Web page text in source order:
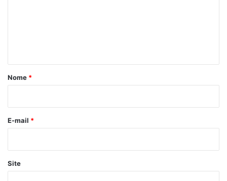
r
*
Nome *
E-mail *
Site